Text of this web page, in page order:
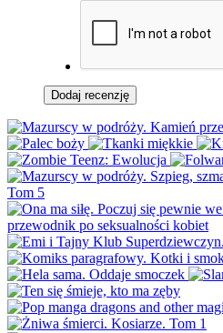
Dodaj recenzję